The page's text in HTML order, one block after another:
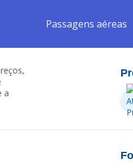
Passagens aéreas
a